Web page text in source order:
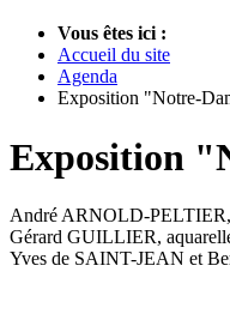
Vous êtes ici :
Accueil du site
Agenda
Exposition "Notre-
Exposition
André ARNOLD-PELTIER,
Gérard GUILLIER,
Yves de SAINT-JEAN et